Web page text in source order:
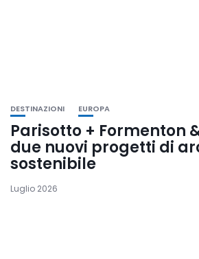
DESTINAZIONI EUROPA
Parisotto + Formenton
due nuovi progetti di
sostenibile
Luglio 2026